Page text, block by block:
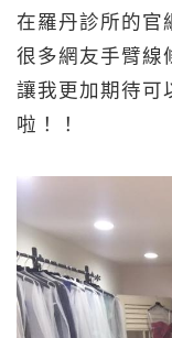
在羅丹診所的官
很多網友手臂線
讓我更加期待可
啦！！